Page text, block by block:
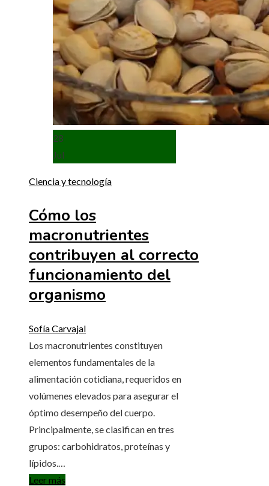
28
Jul
Ciencia y tecnología
Cómo los
macronutrientes
contribuyen al correcto
funcionamiento del
organismo
Sofía Carvajal
Los macronutrientes constituyen
elementos fundamentales de la
alimentación cotidiana, requeridos en
volúmenes elevados para asegurar el
óptimo desempeño del cuerpo.
Principalmente, se clasifican en tres
grupos: carbohidratos, proteínas y
lípidos.…
Leer más